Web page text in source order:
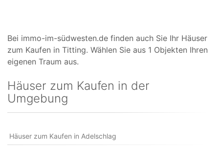
Bei immo-im-südwesten.de finden auch Sie Ihr Häuser
zum Kaufen in Titting. Wählen Sie aus 1 Objekten Ihren
eigenen Traum aus.
Häuser zum Kaufen in der
Umgebung
Häuser zum Kaufen in Adelschlag